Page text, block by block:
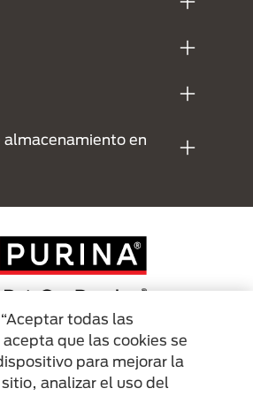
almacenamiento en
Purina
todas las
que las cookies se
para mejorar la
analizar el uso del